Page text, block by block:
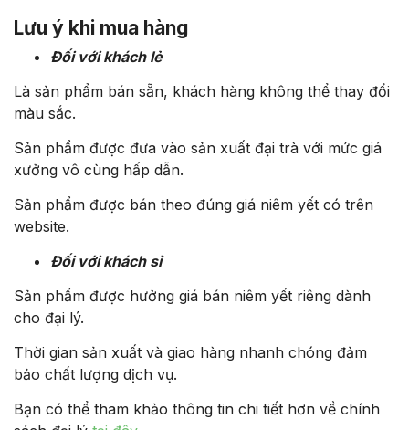
Lưu ý khi mua hàng
Đối với khách lẻ
Là sản phẩm bán sẵn, khách hàng không thể thay đổi
màu sắc.
Sản phẩm được đưa vào sản xuất đại trà với mức giá
xưởng vô cùng hấp dẫn.
Sản phẩm được bán theo đúng giá niêm yết có trên
website.
Đối với khách sỉ
Sản phẩm được hưởng giá bán niêm yết riêng dành
cho đại lý.
Thời gian sản xuất và giao hàng nhanh chóng đảm
bảo chất lượng dịch vụ.
Bạn có thể tham khảo thông tin chi tiết hơn về chính